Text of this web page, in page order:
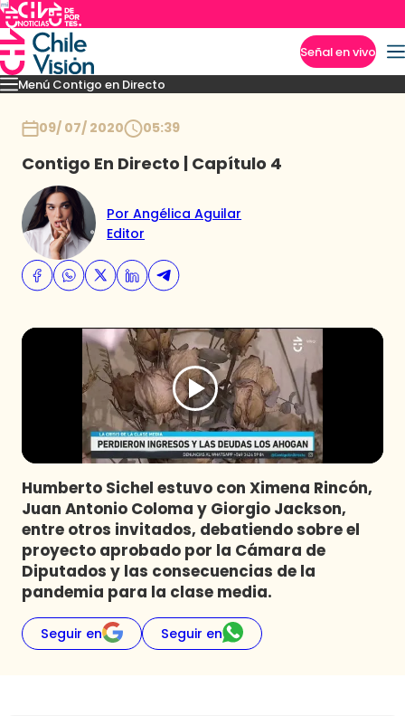
Señal en vivo
Menú Contigo en Directo
Momentos Novedades
09/ 07/ 2020 05:39
Contigo En Directo | Capítulo 4
Por Angélica Aguilar
Editor
Humberto Sichel estuvo con Ximena Rincón,
Juan Antonio Coloma y Giorgio Jackson,
entre otros invitados, debatiendo sobre el
proyecto aprobado por la Cámara de
Diputados y las consecuencias de la
pandemia para la clase media.
Seguir en Seguir en
Imperdibles
Programas
Club De La Comedia
Contigo en Directo
Plan Perfecto
El Tiempo
Sabingo
Todos Los Programas